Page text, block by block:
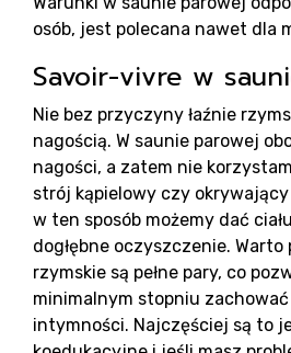
osób, jest polecana nawet dla
Savoir-vivre w
Nie bez przyczyny łaźnie
nagością. W saunie parowej
nagości, a zatem nie
strój kąpielowy czy okrywający
w ten sposób możemy dać
dogłębne oczyszczenie.
rzymskie są pełne pary, co
minimalnym stopniu
intymności. Najczęściej są to